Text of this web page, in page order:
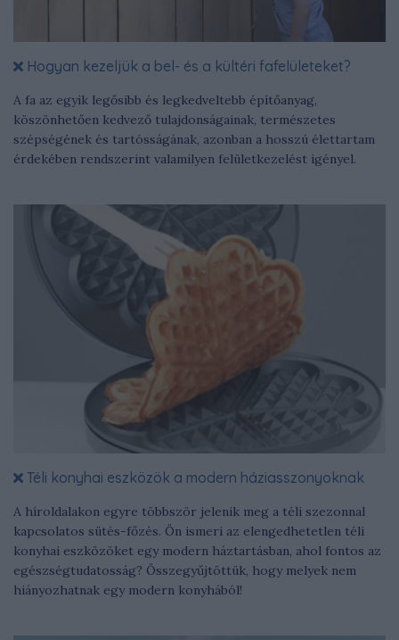
Hogyan kezeljük a bel- és a kültéri fafelületeket?
A fa az egyik legősibb és legkedveltebb építőanyag,
köszönhetően kedvező tulajdonságainak, természetes
szépségének és tartósságának, azonban a hosszú élettartam
érdekében rendszerint valamilyen felületkezelést igényel.
Téli konyhai eszközök a modern háziasszonyoknak
A híroldalakon egyre többször jelenik meg a téli szezonnal
kapcsolatos sütés-főzés. Ön ismeri az elengedhetetlen téli
konyhai eszközöket egy modern háztartásban, ahol fontos az
egészségtudatosság? Összegyűjtöttük, hogy melyek nem
hiányozhatnak egy modern konyhából!